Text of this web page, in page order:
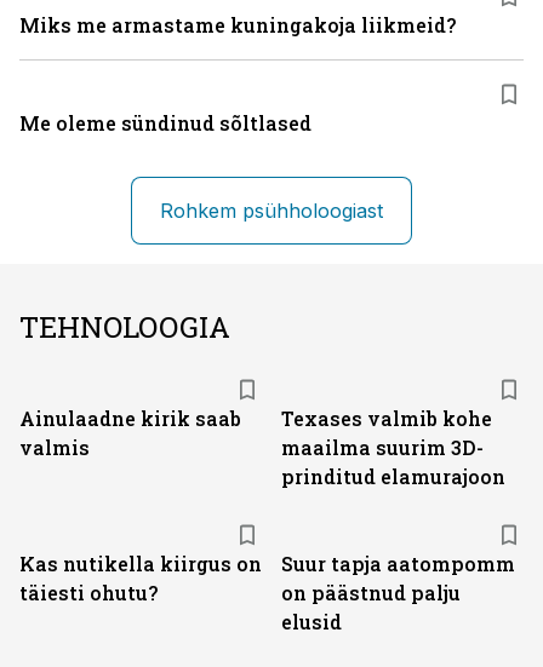
Miks me armastame kuningakoja liikmeid?
Me oleme sündinud sõltlased
Rohkem psühholoogiast
TEHNOLOOGIA
Ainulaadne kirik saab
valmis
Texases valmib kohe
maailma suurim 3D-
prinditud elamurajoon
Kas nutikella kiirgus on
täiesti ohutu?
Suur tapja aatompomm
on päästnud palju
elusid